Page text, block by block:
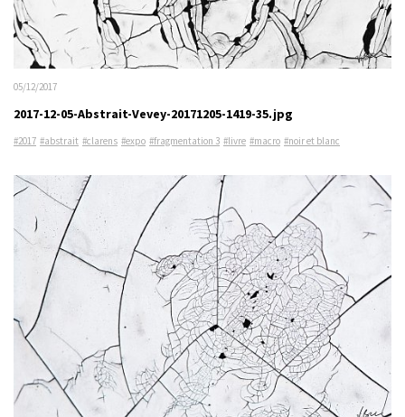
05/12/2017
2017-12-05-Abstrait-Vevey-20171205-1419-35.jpg
#2017 #abstrait #clarens #expo #fragmentation 3 #livre #macro #noir et blanc